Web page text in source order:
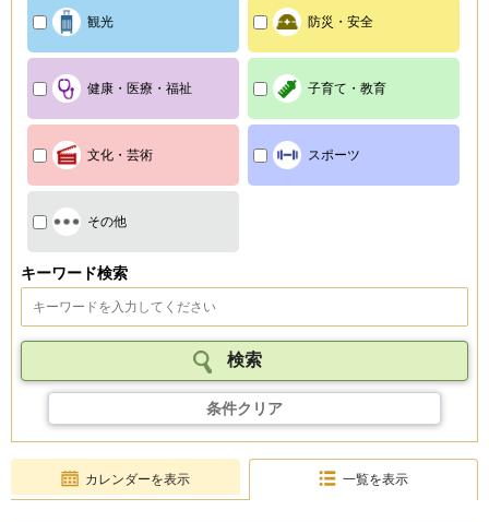
観光 防災・安全
健康・医療・福祉 子育て・教育
文化・芸術 スポーツ
その他
キーワード検索
条件クリア
カレンダーを表示 一覧を表示